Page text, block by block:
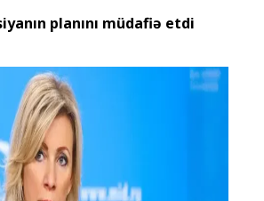
planını müdafiə etdi